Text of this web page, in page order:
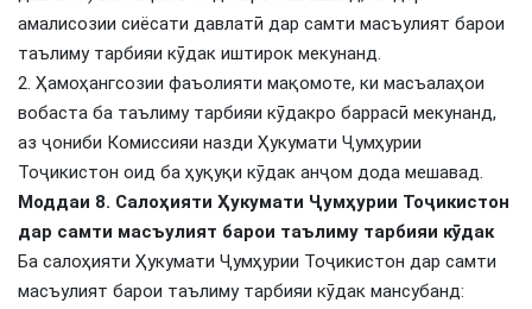
амалисозии сиёсати давлатӣ дар самти масъулият барои
таълиму тарбияи кӯдак иштирок мекунанд.
2. Ҳамоҳангсозии фаъолияти мақомоте, ки масъалаҳои
вобаста ба таълиму тарбияи кӯдакро баррасӣ мекунанд,
аз ҷониби Комиссияи назди Ҳукумати Ҷумҳурии
Тоҷикистон оид ба ҳуқуқи кӯдак анҷом дода мешавад.
Моддаи 8. Салоҳияти Ҳукумати Ҷумҳурии Тоҷикистон
дар самти масъулият барои таълиму тарбияи кӯдак
Ба салоҳияти Ҳукумати Ҷумҳурии Тоҷикистон дар самти
масъулият барои таълиму тарбияи кӯдак мансубанд: